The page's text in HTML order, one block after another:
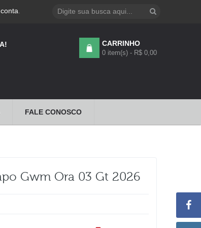
CARRINHO
0 item(s) - R$ 0,00
FALE CONOSCO
Gwm Ora 03 Gt 2026